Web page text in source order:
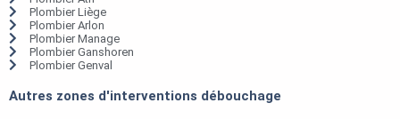
Plombier Liège
Plombier Arlon
Plombier Manage
Plombier Ganshoren
Plombier Genval
Autres zones d'interventions débouchage